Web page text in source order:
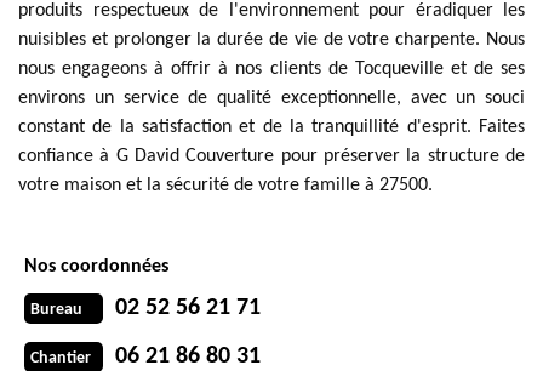
produits respectueux de l'environnement pour éradiquer les
nuisibles et prolonger la durée de vie de votre charpente. Nous
nous engageons à offrir à nos clients de Tocqueville et de ses
environs un service de qualité exceptionnelle, avec un souci
constant de la satisfaction et de la tranquillité d'esprit. Faites
confiance à G David Couverture pour préserver la structure de
votre maison et la sécurité de votre famille à 27500.
Nos coordonnées
Bureau 02 52 56 21 71
Chantier 06 21 86 80 31